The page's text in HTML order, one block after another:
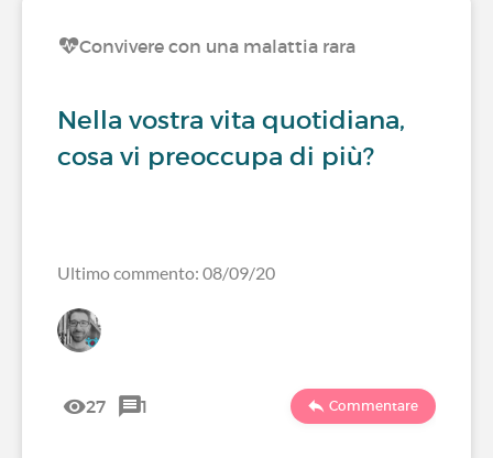
Convivere con una malattia rara
Nella vostra vita quotidiana,
cosa vi preoccupa di più?
Ultimo commento: 08/09/20
27 1 Commentare